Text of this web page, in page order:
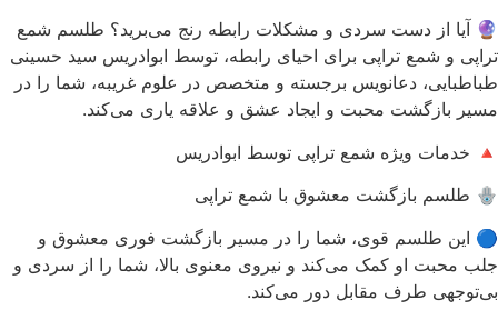
🔮 آیا از دست سردی و مشکلات رابطه رنج می‌برید؟ طلسم شمع
تراپی و شمع تراپی برای احیای رابطه، توسط ابوادریس سید حسینی
طباطبایی، دعانویس برجسته و متخصص در علوم غریبه، شما را در
مسیر بازگشت محبت و ایجاد عشق و علاقه یاری می‌کند.
🔺 خدمات ویژه شمع تراپی توسط ابوادریس
🪬 طلسم بازگشت معشوق با شمع تراپی
🔵 این طلسم قوی، شما را در مسیر بازگشت فوری معشوق و
جلب محبت او کمک می‌کند و نیروی معنوی بالا، شما را از سردی و
بی‌توجهی طرف مقابل دور می‌کند.